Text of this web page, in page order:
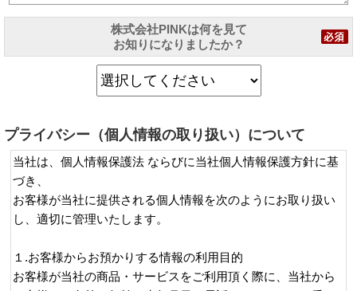
株式会社PINKは何を見て
お知りになりましたか？
プライバシー（個人情報の取り扱い）について